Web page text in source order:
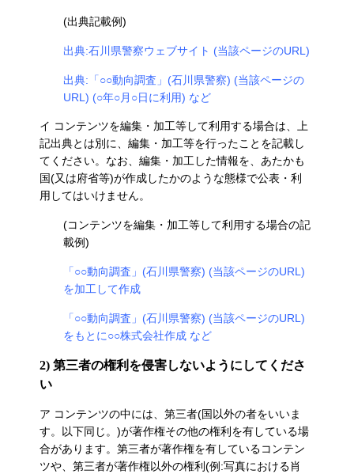
(出典記載例)
出典:石川県警察ウェブサイト (当該ページのURL)
出典:「○○動向調査」(石川県警察) (当該ページの
URL) (○年○月○日に利用) など
イ コンテンツを編集・加工等して利用する場合は、上
記出典とは別に、編集・加工等を行ったことを記載し
てください。なお、編集・加工した情報を、あたかも
国(又は府省等)が作成したかのような態様で公表・利
用してはいけません。
(コンテンツを編集・加工等して利用する場合の記
載例)
「○○動向調査」(石川県警察) (当該ページのURL)
を加工して作成
「○○動向調査」(石川県警察) (当該ページのURL)
をもとに○○株式会社作成 など
2) 第三者の権利を侵害しないようにしてくださ
い
ア コンテンツの中には、第三者(国以外の者をいいま
す。以下同じ。)が著作権その他の権利を有している場
合があります。第三者が著作権を有しているコンテン
ツや、第三者が著作権以外の権利(例:写真における肖